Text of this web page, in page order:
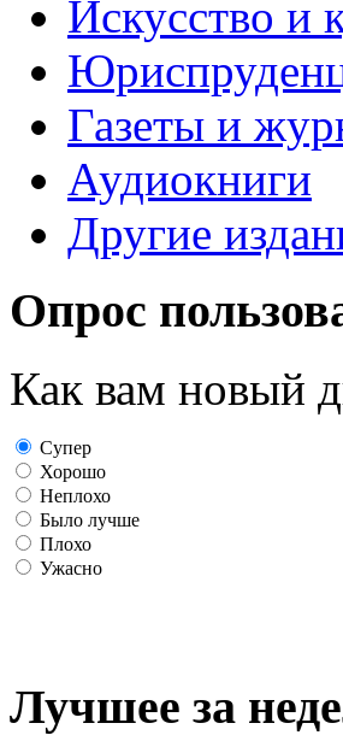
Искусство и
Газеты и
Аудиокниги
Другие
Опрос
Как вам новый
Супер
Хорошо
Неплохо
Было лучше
Плохо
Ужасно
Лучшее за